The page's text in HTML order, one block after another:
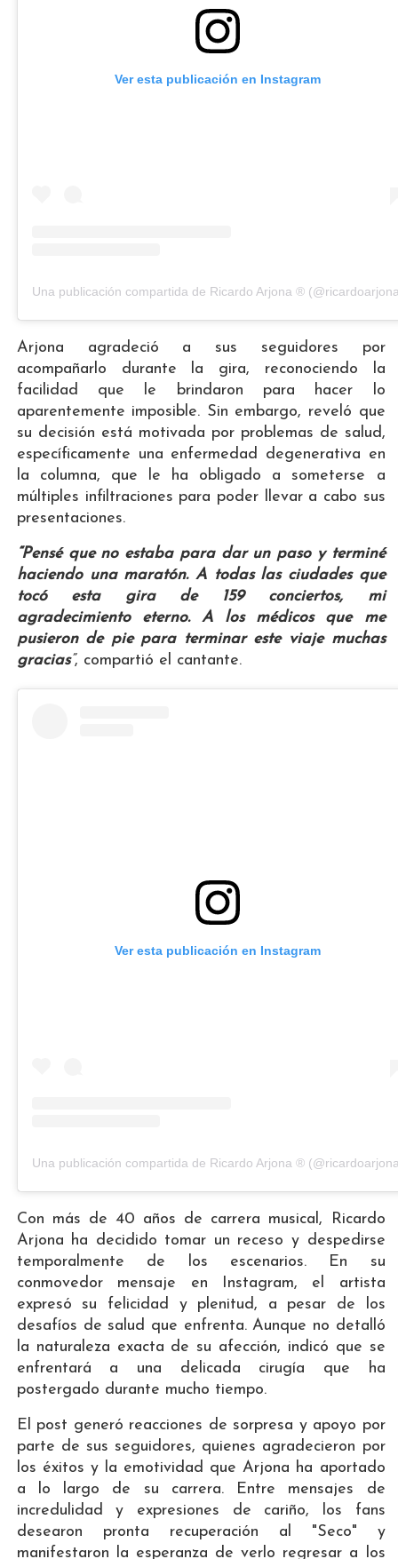
Ver esta publicación en Instagram
Una publicación compartida de Ricardo Arjona ®
Arjona agradeció a sus seguidores por
acompañarlo durante la gira, reconociendo la
facilidad que le brindaron para hacer lo
aparentemente imposible. Sin embargo, reveló que
su decisión está motivada por problemas de salud,
específicamente una enfermedad degenerativa en
la columna, que le ha obligado a someterse a
múltiples infiltraciones para poder llevar a cabo sus
presentaciones.
“Pensé que no estaba para dar un paso y terminé
haciendo una maratón. A todas las ciudades que
tocó esta gira de 159 conciertos, mi
agradecimiento eterno. A los médicos que me
pusieron de pie para terminar este viaje muchas
gracias”, compartió el cantante.
Ver esta publicación en Instagram
Una publicación compartida de Ricardo Arjona ®
Con más de 40 años de carrera musical, Ricardo
Arjona ha decidido tomar un receso y despedirse
temporalmente de los escenarios. En su
conmovedor mensaje en Instagram, el artista
expresó su felicidad y plenitud, a pesar de los
desafíos de salud que enfrenta. Aunque no detalló
la naturaleza exacta de su afección, indicó que se
enfrentará a una delicada cirugía que ha
postergado durante mucho tiempo.
El post generó reacciones de sorpresa y apoyo por
parte de sus seguidores, quienes agradecieron por
los éxitos y la emotividad que Arjona ha aportado
a lo largo de su carrera. Entre mensajes de
incredulidad y expresiones de cariño, los fans
desearon pronta recuperación al "Seco" y
manifestaron la esperanza de verlo regresar a los